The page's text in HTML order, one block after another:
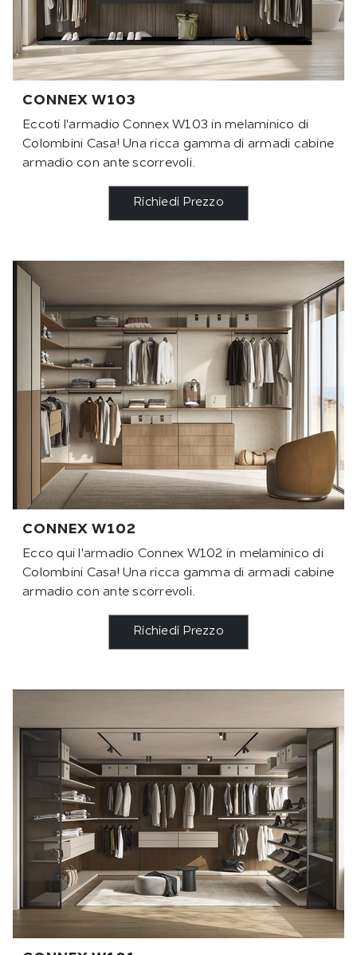
CONNEX W103
Eccoti l'armadio Connex W103 in melaminico di
Colombini Casa! Una ricca gamma di armadi cabine
armadio con ante scorrevoli.
Richiedi Prezzo
CONNEX W102
Ecco qui l'armadio Connex W102 in melaminico di
Colombini Casa! Una ricca gamma di armadi cabine
armadio con ante scorrevoli.
Richiedi Prezzo